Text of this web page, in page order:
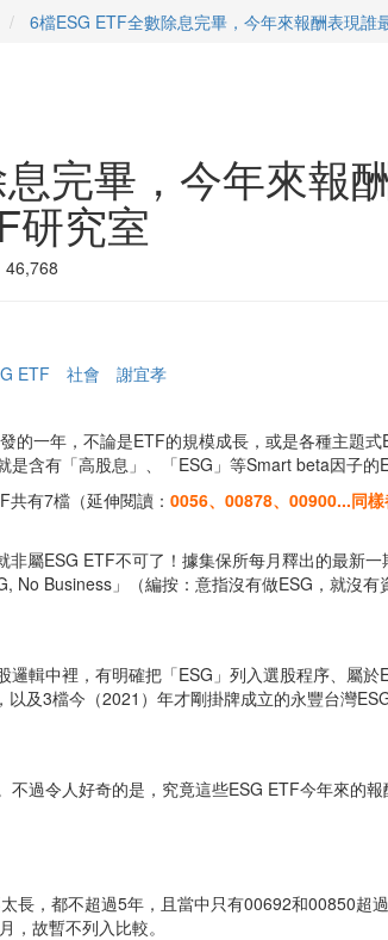
6檔ESG ETF全數除息完畢，今年來報酬表現
完畢，今年來報
研究室
46,768
ETF 社會 謝宜孝
的一年，不論是ETF的規模成長，或是各種主題
含有「高股息」、「ESG」等Smart beta因子的
有7檔（延伸閱讀： 0056、00878、00900...同
屬ESG ETF不可了！據集保所每月釋出的最新
No Business」（編按：意指沒有做ESG，就沒有
輯中裡，有明確把「ESG」列入選股程序、屬
及3檔今（2021）年才剛掛牌成立的永豐台灣
不過令人好奇的是，究竟這些ESG ETF今年來
長，都不超過5年，且當中只有00692和00850
故暫不列入比較。